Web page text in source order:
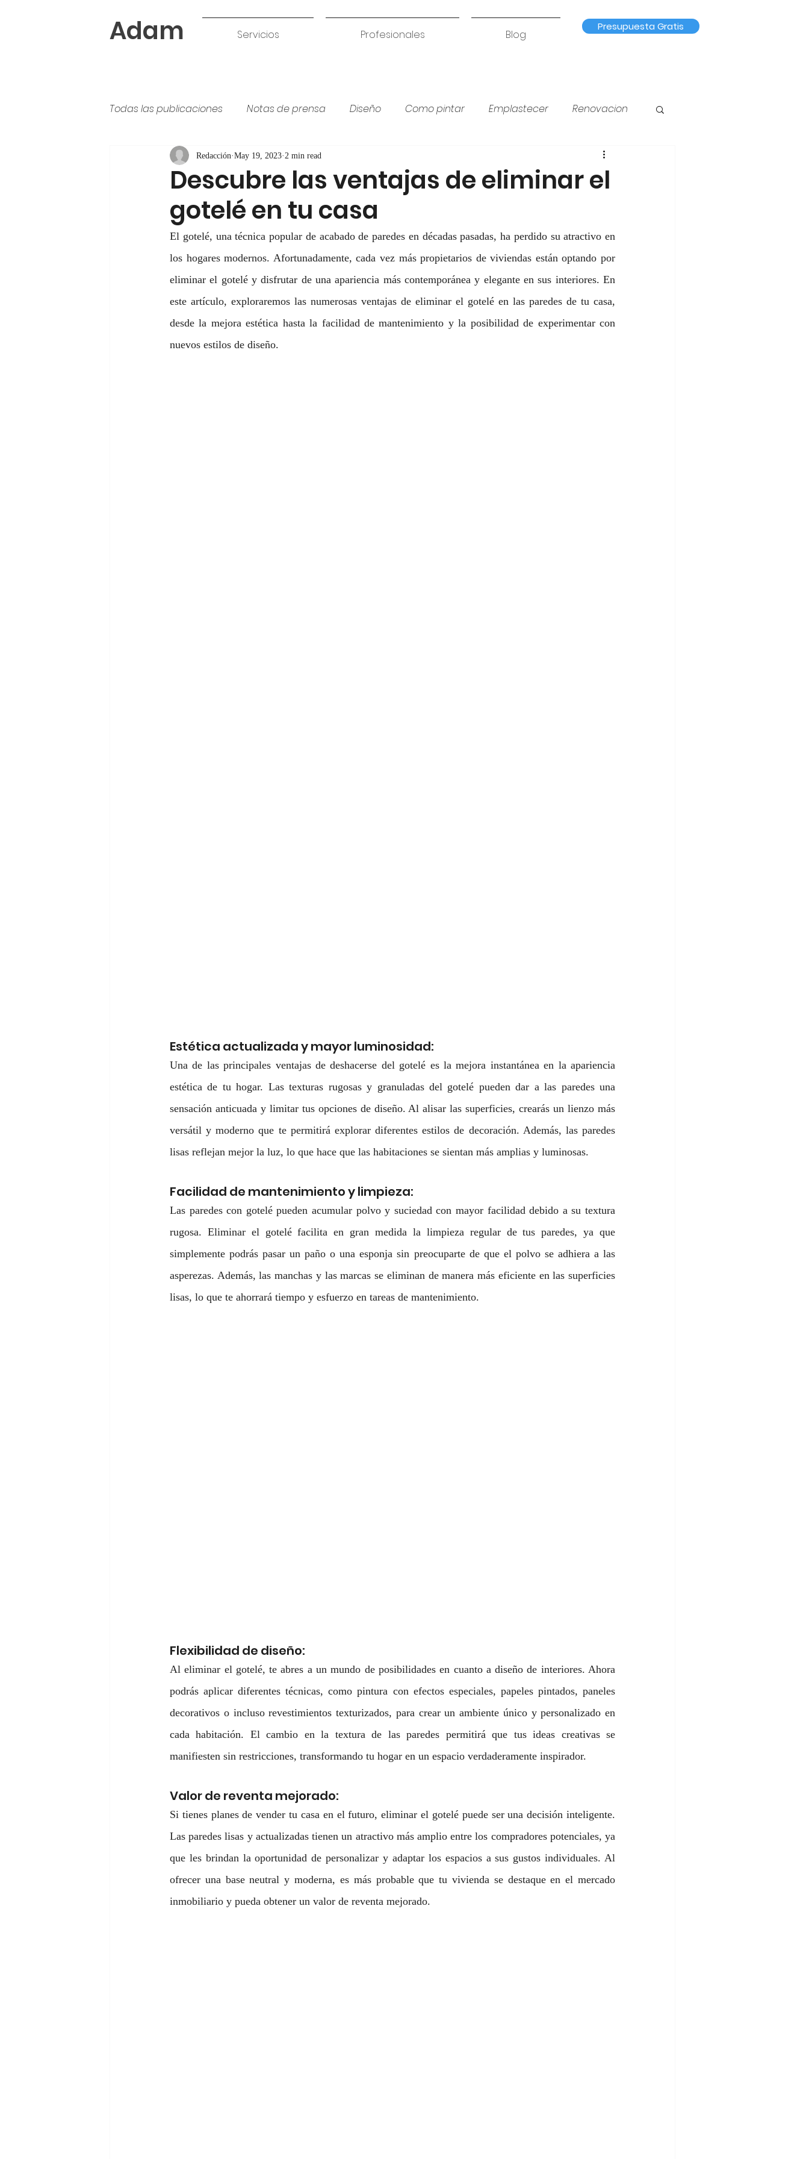
Adam Servicios Profesionales Blog
Presupuesta Gratis
Todas las publicaciones Notas de prensa Diseño Como pintar Emplastecer Renovacion
Tipos de pintura colores Colores para habitación Iluminación
Descubre las ventajas de eliminar el
gotelé en tu casa
Redacción May 19, 2023 2 min read
El gotelé, una técnica popular de acabado de paredes en décadas pasadas, ha perdido su atractivo en
los hogares modernos. Afortunadamente, cada vez más propietarios de viviendas están optando por
eliminar el gotelé y disfrutar de una apariencia más contemporánea y elegante en sus interiores. En
este artículo, exploraremos las numerosas ventajas de eliminar el gotelé en las paredes de tu casa,
desde la mejora estética hasta la facilidad de mantenimiento y la posibilidad de experimentar con
nuevos estilos de diseño.
Estética actualizada y mayor luminosidad:
Una de las principales ventajas de deshacerse del gotelé es la mejora instantánea en la apariencia
estética de tu hogar. Las texturas rugosas y granuladas del gotelé pueden dar a las paredes una
sensación anticuada y limitar tus opciones de diseño. Al alisar las superficies, crearás un lienzo más
versátil y moderno que te permitirá explorar diferentes estilos de decoración. Además, las paredes
lisas reflejan mejor la luz, lo que hace que las habitaciones se sientan más amplias y luminosas.
Facilidad de mantenimiento y limpieza:
Las paredes con gotelé pueden acumular polvo y suciedad con mayor facilidad debido a su textura
rugosa. Eliminar el gotelé facilita en gran medida la limpieza regular de tus paredes, ya que
simplemente podrás pasar un paño o una esponja sin preocuparte de que el polvo se adhiera a las
asperezas. Además, las manchas y las marcas se eliminan de manera más eficiente en las superficies
lisas, lo que te ahorrará tiempo y esfuerzo en tareas de mantenimiento.
Flexibilidad de diseño:
Al eliminar el gotelé, te abres a un mundo de posibilidades en cuanto a diseño de interiores. Ahora
podrás aplicar diferentes técnicas, como pintura con efectos especiales, papeles pintados, paneles
decorativos o incluso revestimientos texturizados, para crear un ambiente único y personalizado en
cada habitación. El cambio en la textura de las paredes permitirá que tus ideas creativas se
manifiesten sin restricciones, transformando tu hogar en un espacio verdaderamente inspirador.
Valor de reventa mejorado:
Si tienes planes de vender tu casa en el futuro, eliminar el gotelé puede ser una decisión inteligente.
Las paredes lisas y actualizadas tienen un atractivo más amplio entre los compradores potenciales, ya
que les brindan la oportunidad de personalizar y adaptar los espacios a sus gustos individuales. Al
ofrecer una base neutral y moderna, es más probable que tu vivienda se destaque en el mercado
inmobiliario y pueda obtener un valor de reventa mejorado.